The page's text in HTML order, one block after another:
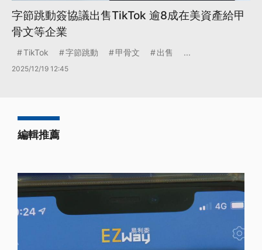
字節跳動簽協議出售TikTok 逾8成在美資產給甲
骨文等企業
TikTok 字節跳動 甲骨文 出售 ...
2025/12/19 12:45
編輯推薦